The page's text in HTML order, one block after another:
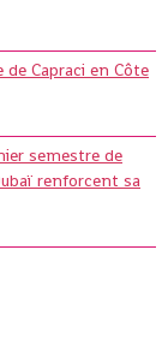
Capraci en Côte
semestre de
renforcent sa